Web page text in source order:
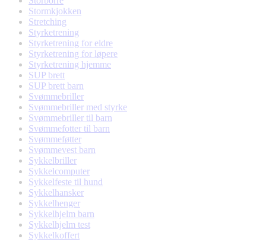
Stormkjokken
Stretching
Styrketrening
Styrketrening for eldre
Styrketrening for løpere
Styrketrening hjemme
SUP brett
SUP brett barn
Svømmebriller
Svømmebriller med styrke
Svømmebriller til barn
Svømmefotter til barn
Svømmeføtter
Svømmevest barn
Sykkelbriller
Sykkelcomputer
Sykkelfeste til hund
Sykkelhansker
Sykkelhenger
Sykkelhjelm barn
Sykkelhjelm test
Sykkelkoffert